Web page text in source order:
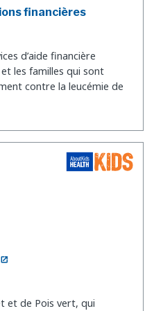
financières
d’aide financière
les familles qui sont
contre la leucémie de
et de Pois vert, qui